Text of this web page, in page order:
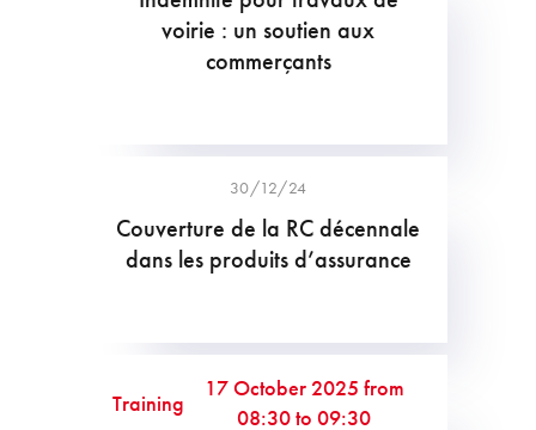
voirie : un soutien aux
commerçants
30/12/24
Couverture de la RC décennale
dans les produits d’assurance
Training
17 October 2025 from
08:30 to 09:30